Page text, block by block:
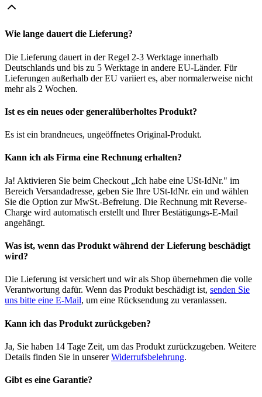
Wie lange dauert die Lieferung?
Die Lieferung dauert in der Regel 2-3 Werktage innerhalb
Deutschlands und bis zu 5 Werktage in andere EU-Länder. Für
Lieferungen außerhalb der EU variiert es, aber normalerweise nicht
mehr als 2 Wochen.
Ist es ein neues oder generalüberholtes Produkt?
Es ist ein brandneues, ungeöffnetes Original-Produkt.
Kann ich als Firma eine Rechnung erhalten?
Ja! Aktivieren Sie beim Checkout „Ich habe eine USt-IdNr." im
Bereich Versandadresse, geben Sie Ihre USt-IdNr. ein und wählen
Sie die Option zur MwSt.-Befreiung. Die Rechnung mit Reverse-
Charge wird automatisch erstellt und Ihrer Bestätigungs-E-Mail
angehängt.
Was ist, wenn das Produkt während der Lieferung beschädigt
wird?
Die Lieferung ist versichert und wir als Shop übernehmen die volle
Verantwortung dafür. Wenn das Produkt beschädigt ist, senden Sie
uns bitte eine E-Mail, um eine Rücksendung zu veranlassen.
Kann ich das Produkt zurückgeben?
Ja, Sie haben 14 Tage Zeit, um das Produkt zurückzugeben. Weitere
Details finden Sie in unsererWiderrufsbelehrung.
Gibt es eine Garantie?